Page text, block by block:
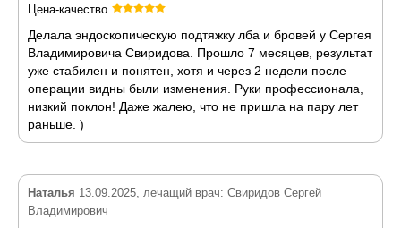
Цена-качество
Делала эндоскопическую подтяжку лба и бровей у Сергея
Владимировича Свиридова. Прошло 7 месяцев, результат
уже стабилен и понятен, хотя и через 2 недели после
операции видны были изменения. Руки профессионала,
низкий поклон! Даже жалею, что не пришла на пару лет
раньше. )
Наталья 13.09.2025, лечащий врач: Свиридов Сергей
Владимирович